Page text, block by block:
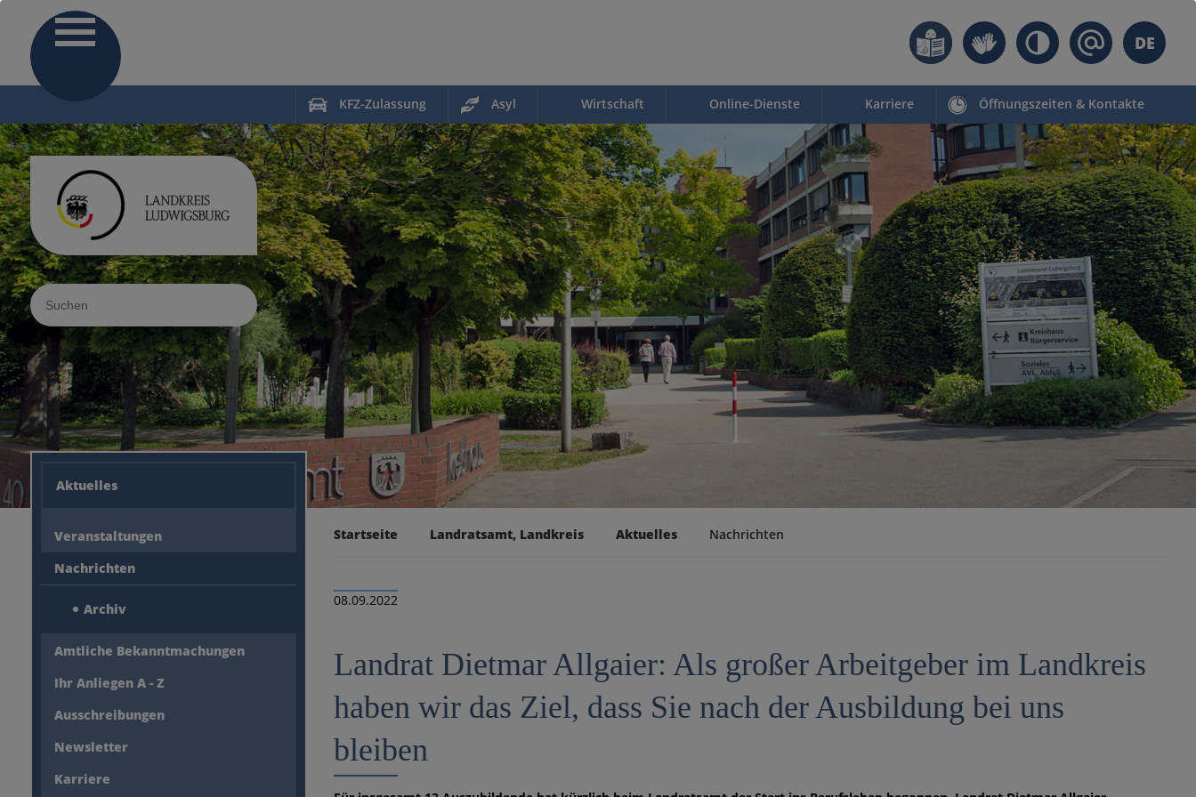
DE
KFZ-Zulassung Asyl Wirtschaft Online-Dienste Karriere Öffnungszeiten & Kontakte
Sucheingabe
Aktuelles
Veranstaltungen
Nachrichten
Archiv
Amtliche Bekanntmachungen
Ihr Anliegen A - Z
Ausschreibungen
Newsletter
Karriere
Startseite Landratsamt, Landkreis Aktuelles Nachrichten
08.09.2022
Landrat Dietmar Allgaier: Als großer Arbeitgeber im Landkreis
haben wir das Ziel, dass Sie nach der Ausbildung bei uns
bleiben